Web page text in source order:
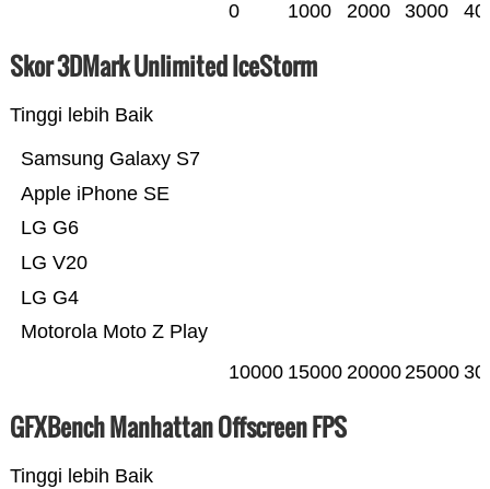
0 1000 2000 3000
Skor 3DMark Unlimited IceStorm
Tinggi lebih Baik
Motorola Moto Z Play
LG G4
LG V20
LG G6
Apple iPhone SE
Samsung Galaxy S7
10000 15000 2000025000
GFXBench Manhattan Offscreen FPS
Tinggi lebih Baik